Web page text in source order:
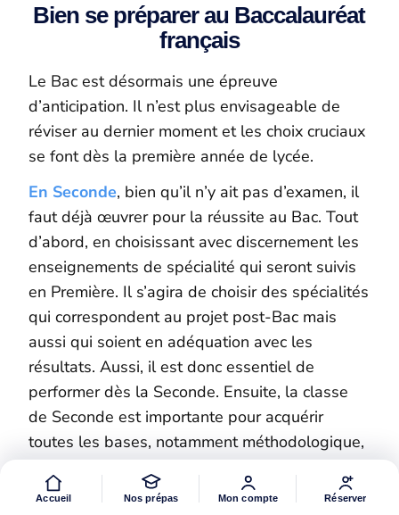
Bien se préparer au Baccalauréat
français
Le Bac est désormais une épreuve
d’anticipation. Il n’est plus envisageable de
réviser au dernier moment et les choix cruciaux
se font dès la première année de lycée.
En Seconde, bien qu’il n’y ait pas d’examen, il
faut déjà œuvrer pour la réussite au Bac. Tout
d’abord, en choisissant avec discernement les
enseignements de spécialité qui seront suivis
en Première. Il s’agira de choisir des spécialités
qui correspondent au projet post-Bac mais
aussi qui soient en adéquation avec les
résultats. Aussi, il est donc essentiel de
performer dès la Seconde. Ensuite, la classe
de Seconde est importante pour acquérir
toutes les bases, notamment méthodologique,
Première. Enfin, parce que commencer son
Accueil Nos prépas Mon compte Réserver